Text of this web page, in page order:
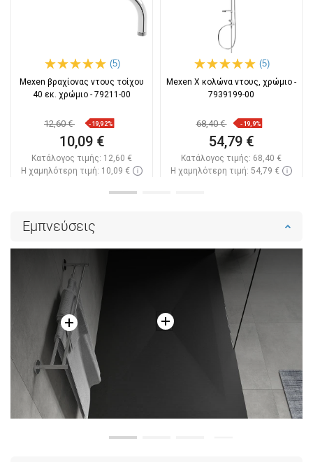
(5)
Mexen βραχίονας ντους τοίχου
40 εκ. χρώμιο - 79211-00
12,60 € -19,92%
10,09 €
Κατάλογος τιμής: 12,60 €
Η χαμηλότερη τιμή: 10,09 €
(5)
Mexen X κολώνα ντους, χρώμιο -
7939199-00
68,40 € -19,9%
54,79 €
Κατάλογος τιμής: 68,40 €
Η χαμηλότερη τιμή: 54,79 €
Εμπνεύσεις